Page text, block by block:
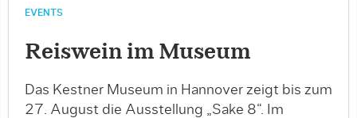
EVENTS
Reiswein im Museum
Das Kestner Museum in Hannover zeigt bis zum
27. August die Ausstellung „Sake 8“. Im